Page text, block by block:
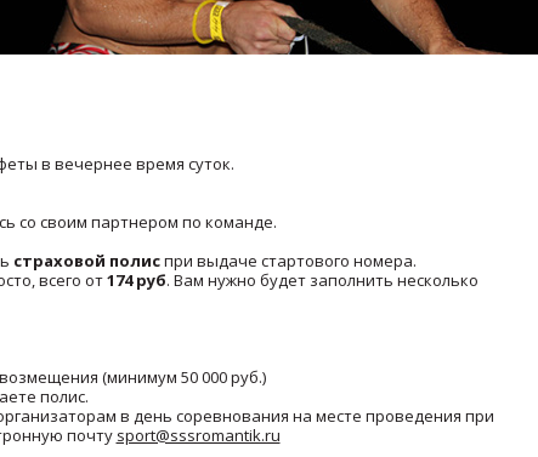
в вечернее время суток.
со своим партнером по команде.
страховой полиспри выдаче стартового номера.
всего от174 руб. Вам нужно будет заполнить несколько
(минимум 50 000 руб.)
полис.
в день соревнования на месте проведения при
почту sport@sssromantik.ru